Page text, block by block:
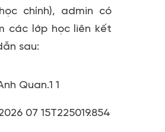
chính), admin có
các lớp học liên kết
sau: